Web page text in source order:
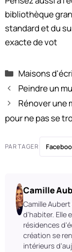
bibliothèque
standard et du
exacte de vot
Catégories
Maisons
Peindre un
Rénover une
pour ne pas se
PARTAGER
Camille
Camille
d'habiter. Elle
résidences
création se
intérieurs